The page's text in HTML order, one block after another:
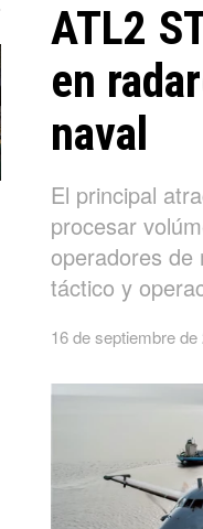
ATL2
en
naval
El principal
procesar
operadores de
táctico y
16 de septiembre de